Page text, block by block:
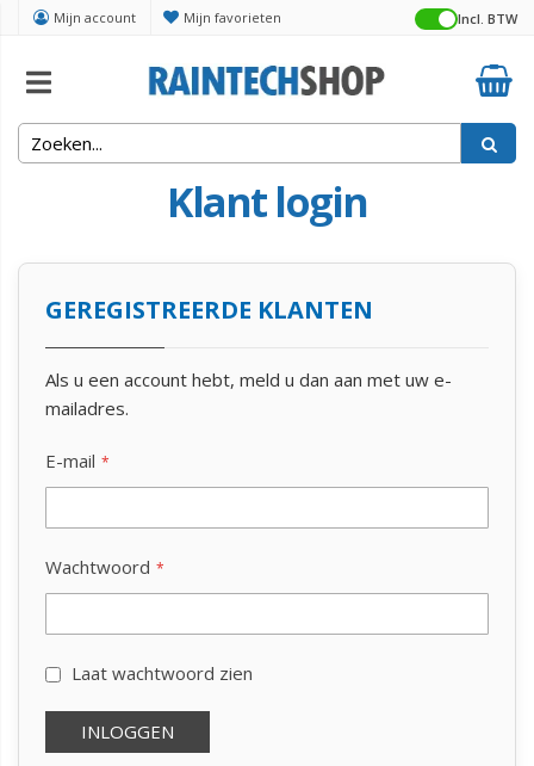
Mijn account Mijn favorieten Incl. BTW
Klant login
GEREGISTREERDE KLANTEN
Als u een account hebt, meld u dan aan met uw e-
mailadres.
E-mail
Wachtwoord
Laat wachtwoord zien
INLOGGEN